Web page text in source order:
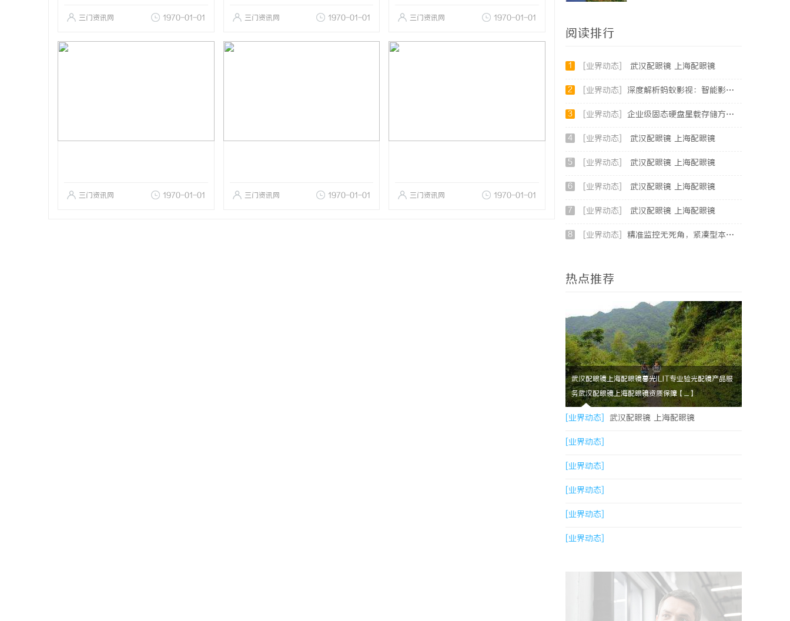
三门资讯网 1970-01-01 三门资讯网 1970-01-01 三门资讯网 1970-01-01
三门资讯网 1970-01-01 三门资讯网 1970-01-01 三门资讯网 1970-01-01
阅读排行
1 [业界动态] 武汉配眼镜 上海配眼镜
2 [业界动态] 深度解析蚂蚁影视：智能影视平台的未来趋势与优势
3 [业界动态] 企业级固态硬盘星载存储方案选购指南
4 [业界动态] 武汉配眼镜 上海配眼镜
5 [业界动态] 武汉配眼镜 上海配眼镜
6 [业界动态] 武汉配眼镜 上海配眼镜
7 [业界动态] 武汉配眼镜 上海配眼镜
8 [业界动态] 精准监控无死角，紧凑型本安球机赋能安全管理
热点推荐
武汉配眼镜上海配眼镜暮光ILIT专业验光配镜产品服
务武汉配眼镜上海配眼镜资质保障【....】
[业界动态] 武汉配眼镜 上海配眼镜
[业界动态]
[业界动态]
[业界动态]
[业界动态]
[业界动态]